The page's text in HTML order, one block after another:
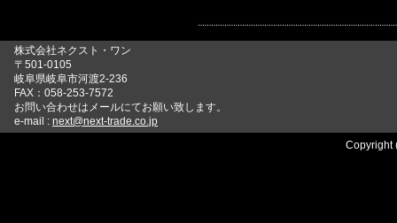
株式会社ネクスト・ワン
〒501-0105
岐阜県岐阜市河渡2-236
FAX：058-253-7572
お問い合わせはメールにてお願い致します。
e-mail : next@next-trade.co.jp
Copyright